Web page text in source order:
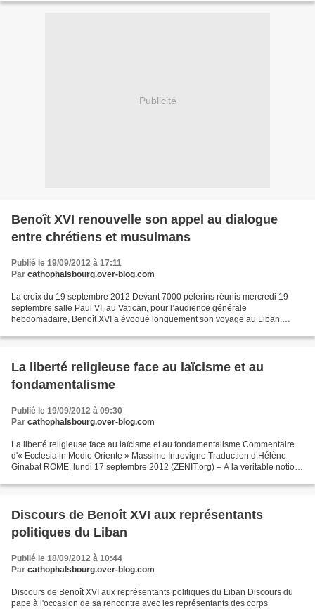
Publicité
Benoît XVI renouvelle son appel au dialogue
entre chrétiens et musulmans
Publié le 19/09/2012 à 17:11
Par cathophalsbourg.over-blog.com
La croix du 19 septembre 2012 Devant 7000 pèlerins réunis mercredi 19
septembre salle Paul VI, au Vatican, pour l’audience générale
hebdomadaire, Benoît XVI a évoqué longuement son voyage au Liban.
La liberté religieuse face au laïcisme et au
fondamentalisme
Publié le 19/09/2012 à 09:30
Par cathophalsbourg.over-blog.com
La liberté religieuse face au laïcisme et au fondamentalisme Commentaire
d'« Ecclesia in Medio Oriente » Massimo Introvigne Traduction d’Hélène
Ginabat ROME, lundi 17 septembre 2012 (ZENIT.org) – A la véritable notion
Discours de Benoît XVI aux représentants
politiques du Liban
Publié le 18/09/2012 à 10:44
Par cathophalsbourg.over-blog.com
Discours de Benoît XVI aux représentants politiques du Liban Discours du
pape à l'occasion de sa rencontre avec les représentants des corps